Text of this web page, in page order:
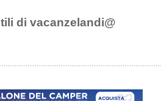
di vacanzelandi@